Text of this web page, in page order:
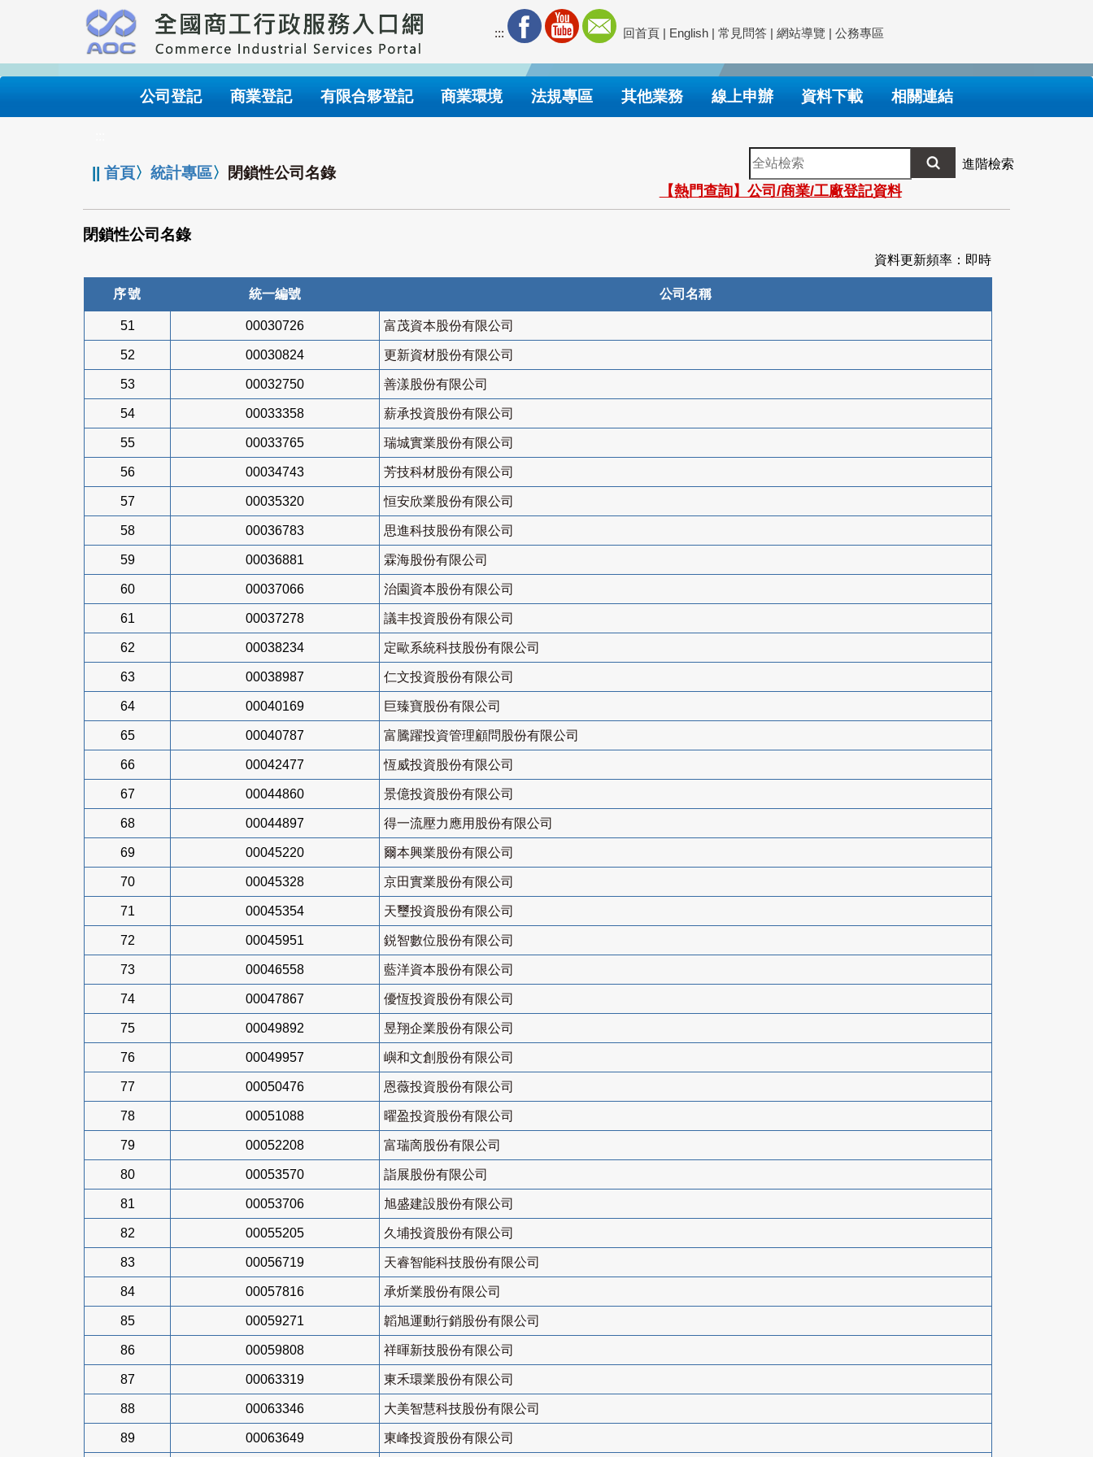
要
內
::: 回首頁 | English | 常見問答 | 網站導覽 | 公務專區
公司登記 商業登記 有限合夥登記 商業環境 法規專區 其他業務 線上申辦 資料下載 相關連結
||首頁〉統計專區〉 閉鎖性公司名錄
全
站
檢
索
進階檢索
【熱門查詢】公司/商業/工廠登記資料
閉鎖性公司名錄
資料更新頻率：即時
序號 統一編號 公司名稱
51 00030726 富茂資本股份有限公司
52 00030824 更新資材股份有限公司
53 00032750 善漾股份有限公司
54 00033358 薪承投資股份有限公司
55 00033765 瑞城實業股份有限公司
56 00034743 芳技科材股份有限公司
57 00035320 恒安欣業股份有限公司
58 00036783 思進科技股份有限公司
59 00036881 霖海股份有限公司
60 00037066 治園資本股份有限公司
61 00037278 議丰投資股份有限公司
62 00038234 定歐系統科技股份有限公司
63 00038987 仁文投資股份有限公司
64 00040169 巨臻寶股份有限公司
65 00040787 富騰躍投資管理顧問股份有限公司
66 00042477 恆威投資股份有限公司
67 00044860 景億投資股份有限公司
68 00044897 得一流壓力應用股份有限公司
69 00045220 爾本興業股份有限公司
70 00045328 京田實業股份有限公司
71 00045354 天璽投資股份有限公司
72 00045951 鋭智數位股份有限公司
73 00046558 藍洋資本股份有限公司
74 00047867 優恆投資股份有限公司
75 00049892 昱翔企業股份有限公司
76 00049957 嶼和文創股份有限公司
77 00050476 恩薇投資股份有限公司
78 00051088 曜盈投資股份有限公司
79 00052208 富瑞啇股份有限公司
80 00053570 詣展股份有限公司
81 00053706 旭盛建設股份有限公司
82 00055205 久埔投資股份有限公司
83 00056719 天睿智能科技股份有限公司
84 00057816 承炘業股份有限公司
85 00059271 韜旭運動行銷股份有限公司
86 00059808 祥暉新技股份有限公司
87 00063319 東禾環業股份有限公司
88 00063346 大美智慧科技股份有限公司
89 00063649 東峰投資股份有限公司